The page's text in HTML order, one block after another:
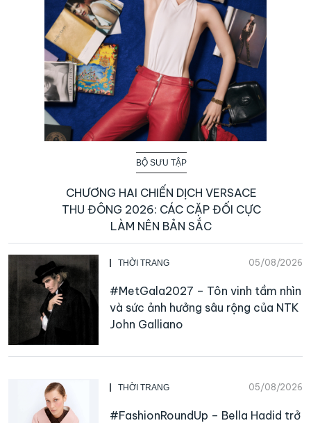
BỘ SƯU TẬP
CHƯƠNG HAI CHIẾN DỊCH VERSACE
THU ĐÔNG 2026: CÁC CẶP ĐỐI CỰC
LÀM NÊN BẢN SẮC
THỜI TRANG 05/08/2026
#MetGala2027 – Tôn vinh tầm nhìn
và sức ảnh hưởng sâu rộng của NTK
John Galliano
THỜI TRANG 05/08/2026
#FashionRoundUp – Bella Hadid trở